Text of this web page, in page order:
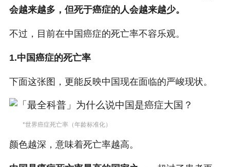
会越来越多，但死于癌症的人会越来越少。
不过，目前在中国癌症的死亡率不容乐观。
1.中国癌症的死亡率
下面这张图，更能反映中国现在面临的严峻现状。
*世界癌症死亡率（年龄标准化）
颜色越深，意味着死亡率越高。